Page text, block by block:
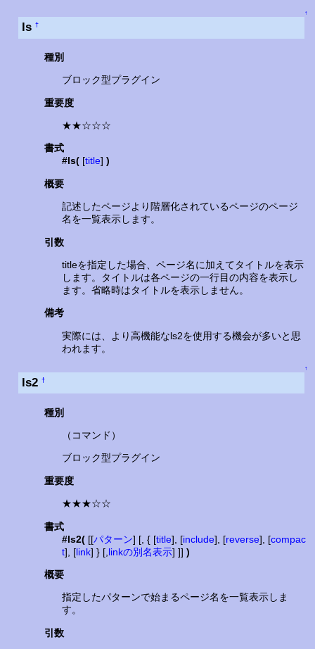
↑
ls †
種別
ブロック型プラグイン
重要度
★★☆☆☆
書式
#ls( [title])
概要
記述したページより階層化されているページのページ
名を一覧表示します。
引数
titleを指定した場合、ページ名に加えてタイトルを表示
します。タイトルは各ページの一行目の内容を表示し
ます。省略時はタイトルを表示しません。
備考
実際には、より高機能なls2を使用する機会が多いと思
われます。
↑
ls2 †
種別
（コマンド）
ブロック型プラグイン
重要度
★★★☆☆
書式
#ls2( [[パターン] [, { [title], [include], [reverse], [compac
t], [link] } [, linkの別名表示] ]])
概要
指定したパターンで始まるページ名を一覧表示しま
す。
引数